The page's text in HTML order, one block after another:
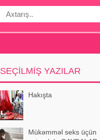
SEÇILMIŞ YAZILAR
Hakışta
Mükəmməl seks üçün